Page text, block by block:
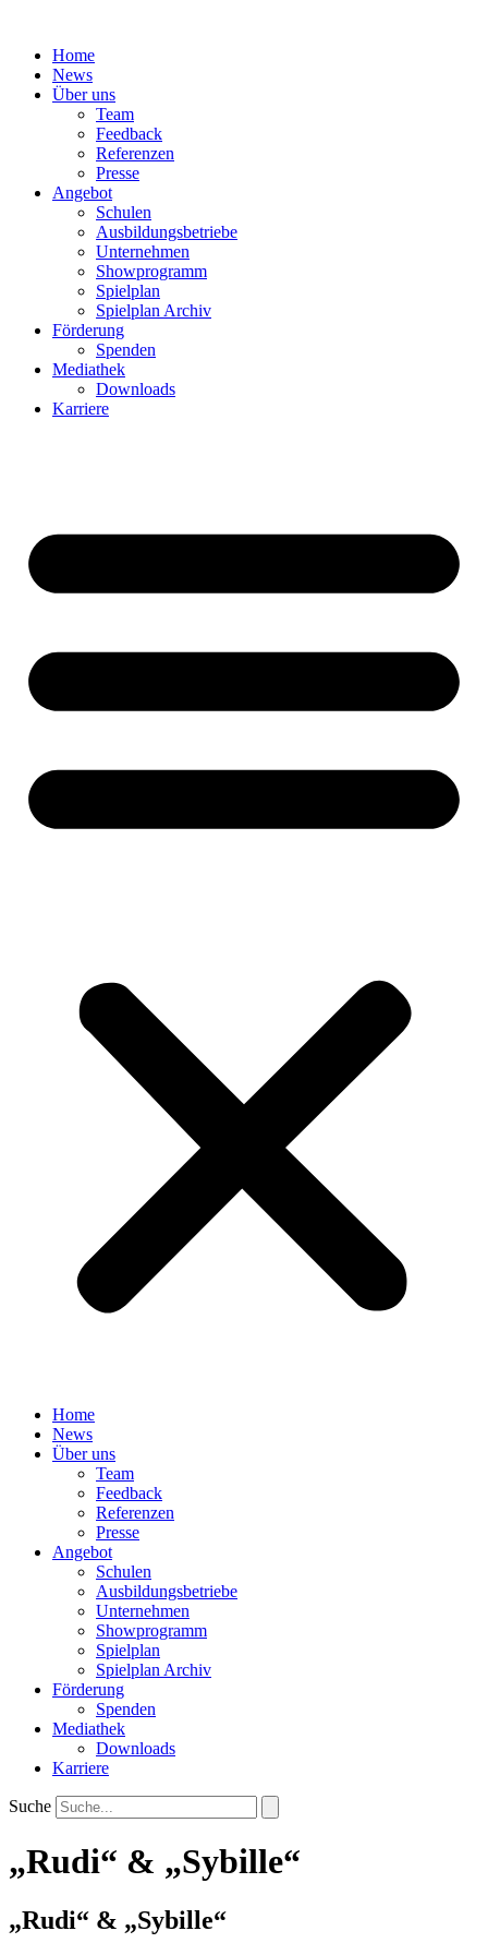
springenHome
News
Über uns
Team
Feedback
Referenzen
Presse
Angebot
Schulen
Ausbildungsbetriebe
Unternehmen
Showprogramm
Spielplan
Spielplan Archiv
Förderung
Spenden
Mediathek
Downloads
Karriere
Home
News
Über uns
Team
Feedback
Referenzen
Presse
Angebot
Schulen
Ausbildungsbetriebe
Unternehmen
Showprogramm
Spielplan
Spielplan Archiv
Förderung
Spenden
Mediathek
Downloads
Karriere
Suche
„Rudi“ & „Sybille“
„Rudi“ & „Sybille“